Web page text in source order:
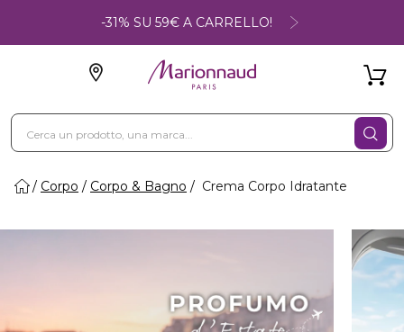
-31% SU 59€ A CARRELLO!
Corpo Corpo & Bagno Crema Corpo Idratante